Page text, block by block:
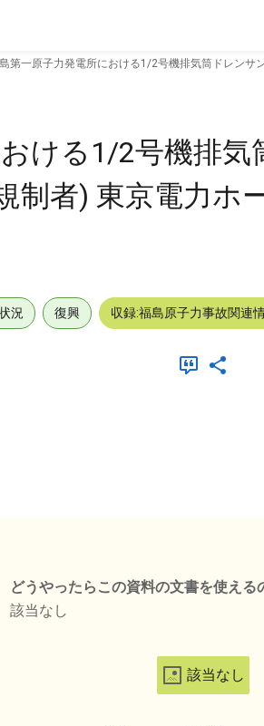
第一原子力発電所における1/2号機排気筒ドレンサ
ける1/2号機排気
制者) 東京電力ホ
況 復興 収録:福島原子力事故関連
どうやったらこの資料の文書を使える
該当なし
該当なし